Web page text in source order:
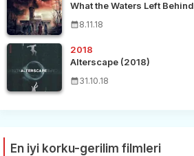
What the Waters Left
8.11.18
2018
Alterscape (2018)
31.10.18
En iyi korku-gerilim filmleri